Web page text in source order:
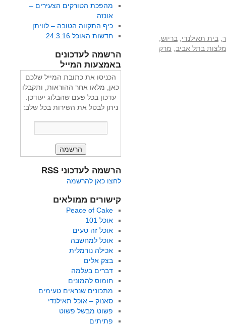
בית תאילנדי בריוש
בתל אביב
מרק
מהפכת הטורקים הצעירים –
אונזה
כיף התקווה הטובה – לוויתן
חדשות האוכל 24.3.16
הרשמה לעדכונים
באמצעות המייל
הכניסו את כתובת המייל שלכם
כאן, מלאו אחר ההוראות, ותקבלו
עדכון בכל פעם שהבלוג יעודכן.
ניתן לבטל את השירות בכל שלב:
הרשמה לעדכוני RSS
לחצו כאן להרשמה
קישורים ממולאים
Peace of Cake
אוכל 101
אוכל זה טעים
אוכל למחשבה
אכילה נורמלית
בצק אלים
דברים בעלמה
חומוס להמונים
מתכונים שנראים טעימים
סאנוק – אוכל תאילנדי
פשוט מבשל פשוט
פתיתים